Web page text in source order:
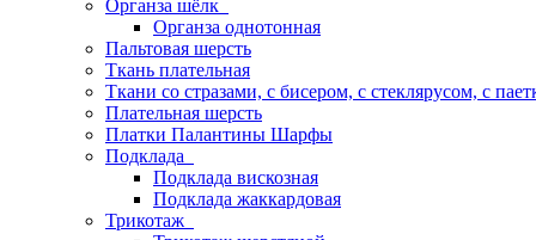
Органза шёлк
Органза однотонная
Пальтовая шерсть
Ткань плательная
Ткани со стразами, с бисером, с стеклярусом, с
Плательная шерсть
Платки Палантины Шарфы
Подклада
Подклада вискозная
Подклада жаккардовая
Трикотаж